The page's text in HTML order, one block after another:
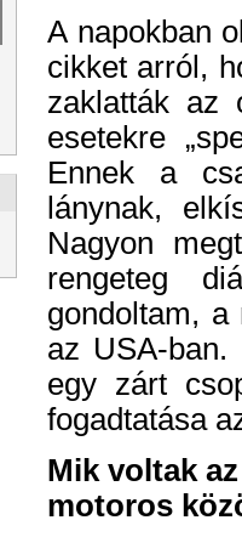
A napokban
cikket arról,
zaklatták az
esetekre
Ennek a
lánynak,
Nagyon
rengeteg
gondoltam,
az USA-ban.
egy zárt
fogadtatása
Mik voltak
motoros